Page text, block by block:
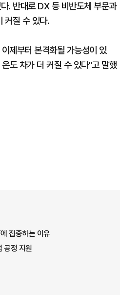
. 반대로 DX 등 비반도체 부문과
커질 수 있다.
제부터 본격화될 가능성이 있
도 차가 더 커질 수 있다"고 말했
집중하는 이유
공정 지원